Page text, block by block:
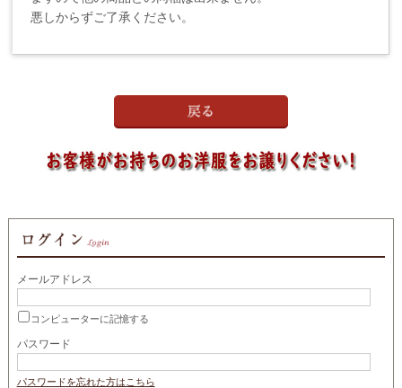
悪しからずご了承ください。
メールアドレス
コンピューターに記憶する
パスワード
パスワードを忘れた方はこちら